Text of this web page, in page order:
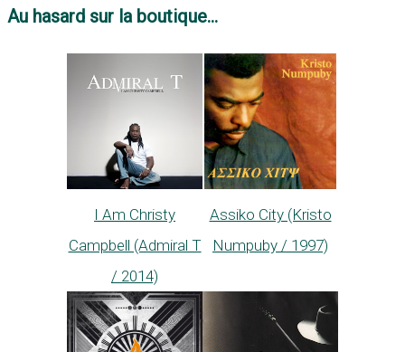
Au hasard sur la boutique...
I Am Christy
Campbell (Admiral T
/ 2014)
Assiko City (Kristo
Numpuby / 1997)